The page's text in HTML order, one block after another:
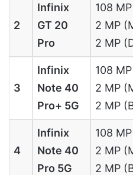
2
Infinix
GT 20
Pro
108
2 MP
2 MP
3
Infinix
Note 40
Pro+ 5G
108
2 MP
2 MP
4
Infinix
Note 40
Pro 5G
108
2 MP
2 MP